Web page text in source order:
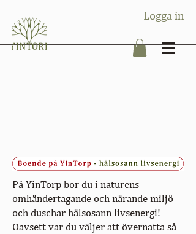
Logga in
På YinTorp bor du i naturens
omhändertagande och närande miljö
och duschar hälsosann livsenergi!
Oavsett var du väljer att övernatta så